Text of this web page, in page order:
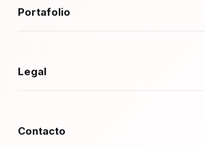
Portafolio
Legal
Contacto